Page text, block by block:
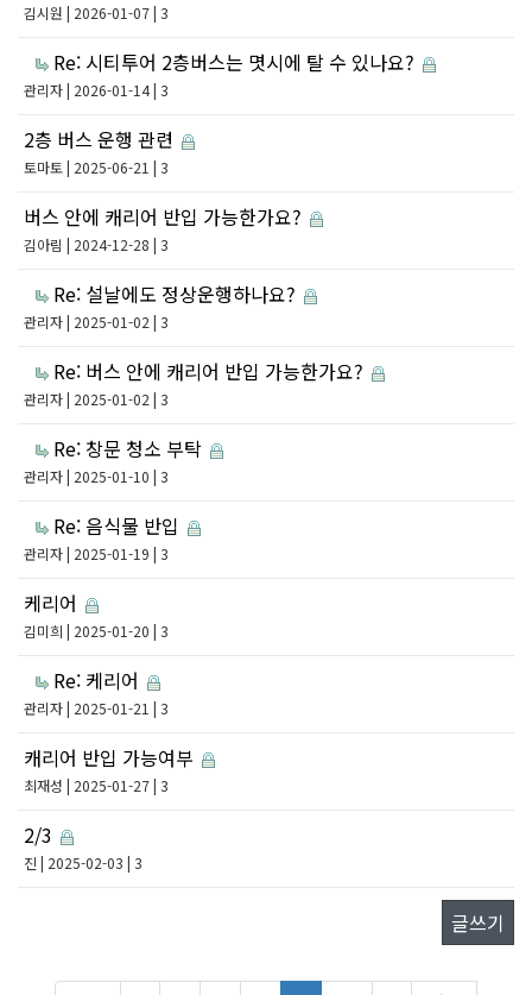
김시원 | 2026-01-07 | 3
Re: 시티투어 2층버스는 몃시에 탈 수 있나요?
관리자| 2026-01-14 | 3
2층 버스 운행 관련
토마토| 2025-06-21 | 3
버스 안에 캐리어 반입 가능한가요?
김아림 | 2024-12-28 | 3
Re: 설날에도 정상운행하나요?
관리자| 2025-01-02 | 3
Re: 버스 안에 캐리어 반입 가능한가요?
관리자| 2025-01-02 | 3
Re: 창문 청소 부탁
관리자| 2025-01-10 | 3
Re: 음식물 반입
관리자| 2025-01-19 | 3
케리어
김미희 | 2025-01-20 | 3
Re: 케리어
관리자| 2025-01-21 | 3
캐리어 반입 가능여부
최재성 | 2025-01-27 | 3
2/3
진 | 2025-02-03 | 3
글쓰기